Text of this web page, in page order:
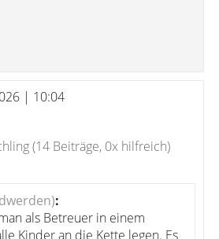
| 10:04
(14 Beiträge, 0x hilfreich)
:
als Betreuer in einem
Kinder an die Kette legen. Es